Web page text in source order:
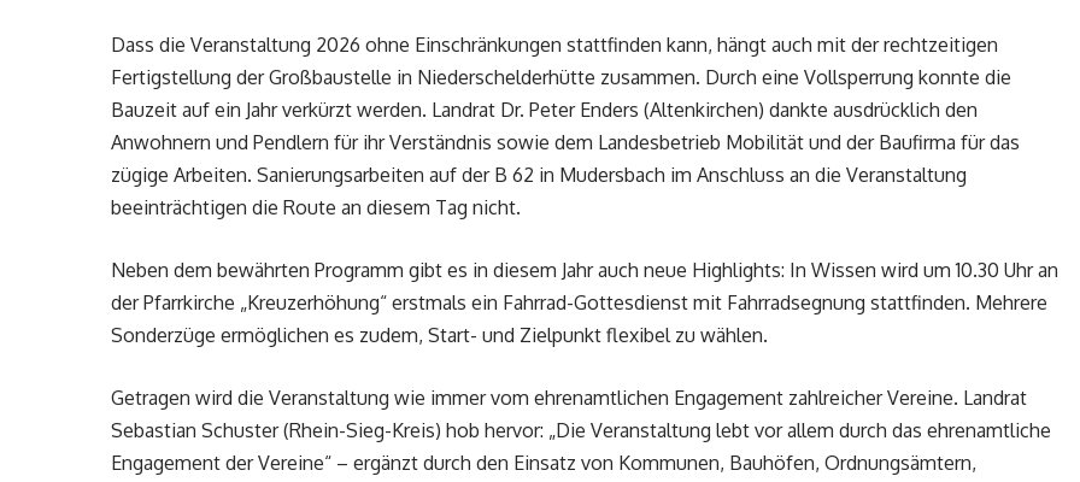
Dass die Veranstaltung 2026 ohne Einschränkungen stattfinden kann, hängt auch mit der rechtzeitigen
Fertigstellung der Großbaustelle in Niederschelderhütte zusammen. Durch eine Vollsperrung konnte die
Bauzeit auf ein Jahr verkürzt werden. Landrat Dr. Peter Enders (Altenkirchen) dankte ausdrücklich den
Anwohnern und Pendlern für ihr Verständnis sowie dem Landesbetrieb Mobilität und der Baufirma für das
zügige Arbeiten. Sanierungsarbeiten auf der B 62 in Mudersbach im Anschluss an die Veranstaltung
beeinträchtigen die Route an diesem Tag nicht.
Neben dem bewährten Programm gibt es in diesem Jahr auch neue Highlights: In Wissen wird um 10.30 Uhr an
der Pfarrkirche „Kreuzerhöhung“ erstmals ein Fahrrad-Gottesdienst mit Fahrradsegnung stattfinden. Mehrere
Sonderzüge ermöglichen es zudem, Start- und Zielpunkt flexibel zu wählen.
Getragen wird die Veranstaltung wie immer vom ehrenamtlichen Engagement zahlreicher Vereine. Landrat
Sebastian Schuster (Rhein-Sieg-Kreis) hob hervor: „Die Veranstaltung lebt vor allem durch das ehrenamtliche
Engagement der Vereine“ – ergänzt durch den Einsatz von Kommunen, Bauhöfen, Ordnungsämtern,